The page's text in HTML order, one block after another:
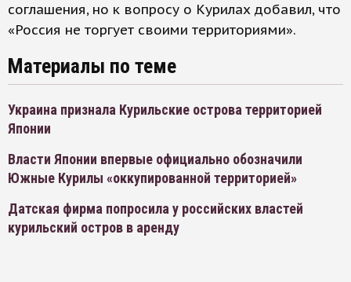
соглашения, но к вопросу о Курилах добавил, что
«Россия не торгует своими территориями».
Материалы по теме
Украина признала Курильские острова территорией
Японии
Власти Японии впервые официально обозначили
Южные Курилы «оккупированной территорией»
Датская фирма попросила у российских властей
курильский остров в аренду